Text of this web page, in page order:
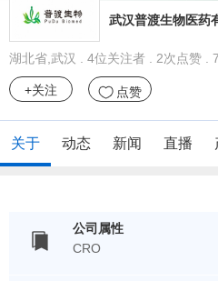
武汉普渡生物医药
湖北省,武汉 . 4位关注者 . 2次点赞 .
+关注 点赞
关于 动态 新闻 直播
公司属性
CRO